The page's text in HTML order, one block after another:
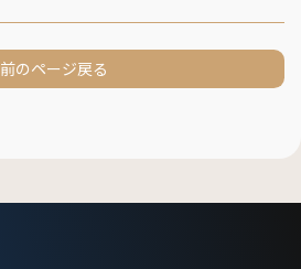
前のページ戻る